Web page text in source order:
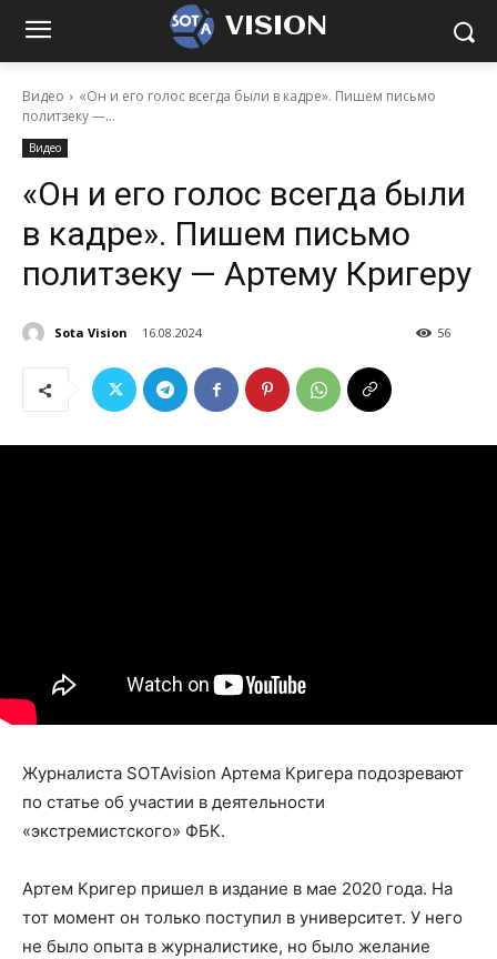
VISION
Видео
«Он и его голос всегда были в кадре». Пишем письмо
политзеку —...
Видео
«Он и его голос всегда были
в кадре». Пишем письмо
политзеку — Артему Кригеру
Sota Vision 16.08.2024 56
Журналиста SOTAvision Артема Кригера подозревают
по статье об участии в деятельности
«экстремистского» ФБК.
Артем Кригер пришел в издание в мае 2020 года. На
тот момент он только поступил в университет. У него
не было опыта в журналистике, но было желание